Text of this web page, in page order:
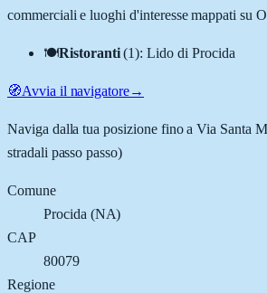
commerciali e luoghi d'interesse mappati su
🍽️Ristoranti (1):Lido di Procida
🧭Avvia il navigatore→
Naviga dalla tua posizione fino aVia Santa
stradali passo passo)
Comune
Procida (NA)
CAP
80079
Regione